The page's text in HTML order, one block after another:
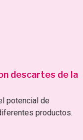
descartes de la
potencial de
productos.